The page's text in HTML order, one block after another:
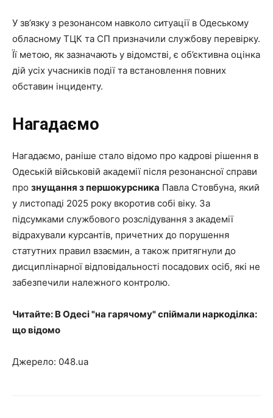
У зв’язку з резонансом навколо ситуації в Одеському
обласному ТЦК та СП призначили службову перевірку.
Її метою, як зазначають у відомстві, є об’єктивна оцінка
дій усіх учасників події та встановлення повних
обставин інциденту.
Нагадаємо
Нагадаємо, раніше стало відомо про кадрові рішення в
Одеській військовій академії після резонансної справи
про знущання з першокурсника Павла Стовбуна, який
у листопаді 2025 року вкоротив собі віку. За
підсумками службового розслідування з академії
відрахували курсантів, причетних до порушення
статутних правил взаємин, а також притягнули до
дисциплінарної відповідальності посадових осіб, які не
забезпечили належного контролю.
Читайте: В Одесі "на гарячому" спіймали наркоділка:
що відомо
Джерело: 048.ua